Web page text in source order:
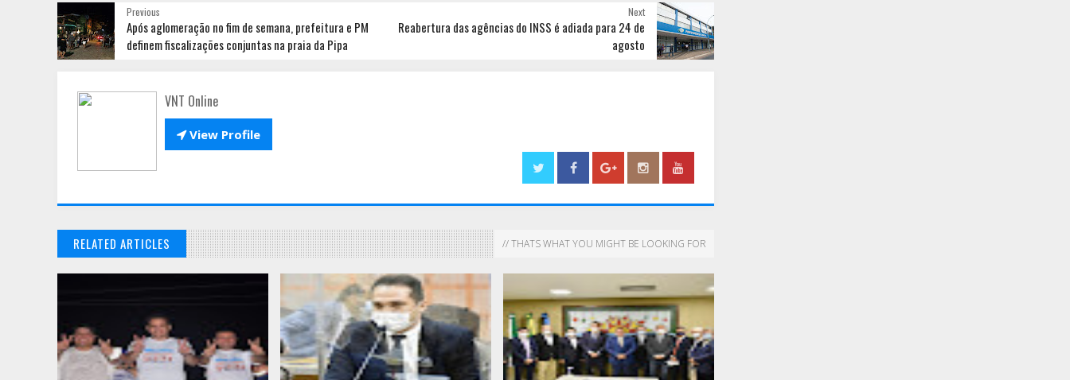
Next
Reabertura das agências do INSS é adiada para 24 de
agosto
Previous
Após aglomeração no fim de semana, prefeitura e PM
definem fiscalizações conjuntas na praia da Pipa
VNT Online
View Profile
RELATED ARTICLES // THATS WHAT YOU MIGHT BE LOOKING FOR